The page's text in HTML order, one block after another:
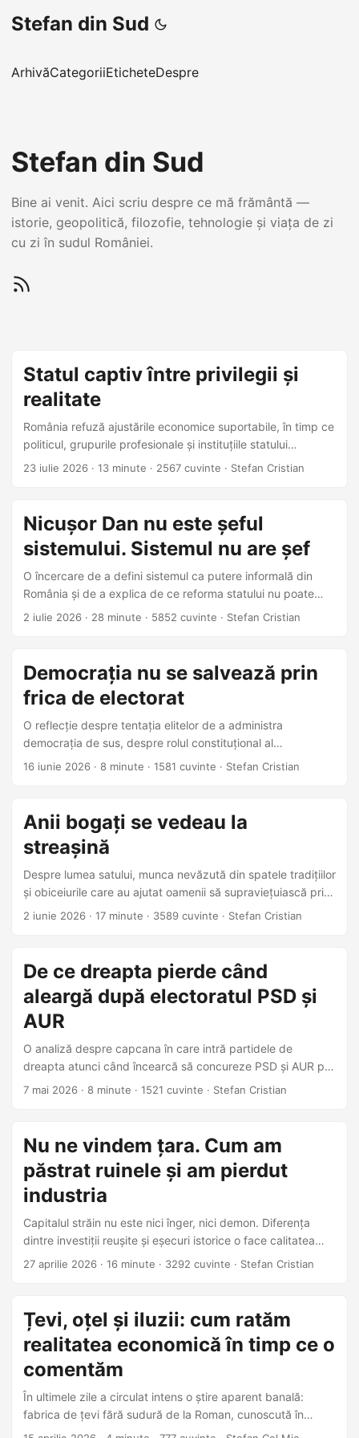
Stefan din Sud
ArhivăCategoriiEticheteDespre
Stefan din Sud
Bine ai venit. Aici scriu despre ce mă frământă —
istorie, geopolitică, filozofie, tehnologie și viața de zi
cu zi în sudul României.
Statul captiv între privilegii și
realitate
România refuză ajustările economice suportabile, în timp ce
politicul, grupurile profesionale și instituțiile statului
transformă bugetul într-un câmp de luptă. Falimentul nu
23 iulie 2026 · 13 minute · 2567 cuvinte · Stefan Cristian
Nicușor Dan nu este șeful
sistemului. Sistemul nu are șef
O încercare de a defini sistemul ca putere informală din
România și de a explica de ce reforma statului nu poate
însemna doar schimbarea oamenilor, ci reducerea
2 iulie 2026 · 28 minute · 5852 cuvinte · Stefan Cristian
Democrația nu se salvează prin
frica de electorat
O reflecție despre tentația elitelor de a administra
democrația de sus, despre rolul constituțional al
președintelui și despre nevoia ca instituțiile statului să
16 iunie 2026 · 8 minute · 1581 cuvinte · Stefan Cristian
Anii bogați se vedeau la
streașină
Despre lumea satului, munca nevăzută din spatele tradițiilor
și obiceiurile care au ajutat oamenii să supraviețuiască prin
război, comunism și tranziție.
2 iunie 2026 · 17 minute · 3589 cuvinte · Stefan Cristian
De ce dreapta pierde când
aleargă după electoratul PSD și
AUR
O analiză despre capcana în care intră partidele de
dreapta atunci când încearcă să concureze PSD și AUR pe
terenul promisiunilor populiste.
7 mai 2026 · 8 minute · 1521 cuvinte · Stefan Cristian
Nu ne vindem țara. Cum am
păstrat ruinele și am pierdut
industria
Capitalul străin nu este nici înger, nici demon. Diferența
dintre investiții reușite și eșecuri istorice o face calitatea
statului care negociază în numele cetățenilor.
27 aprilie 2026 · 16 minute · 3292 cuvinte · Stefan Cristian
Țevi, oțel și iluzii: cum ratăm
realitatea economică în timp ce o
comentăm
În ultimele zile a circulat intens o știre aparent banală:
fabrica de țevi fără sudură de la Roman, cunoscută în
trecut ca Petrotub și mai recent parte din ArcelorMittal, a